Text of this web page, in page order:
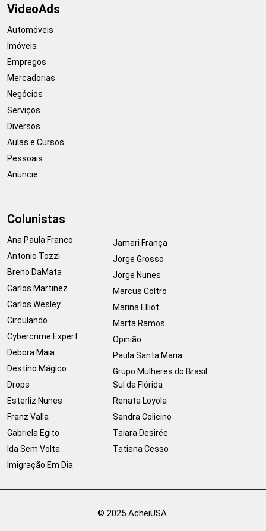
VideoAds
Automóveis
Imóveis
Empregos
Mercadorias
Negócios
Serviços
Diversos
Aulas e Cursos
Pessoais
Anuncie
Colunistas
Ana Paula Franco
Antonio Tozzi
Breno DaMata
Carlos Martinez
Carlos Wesley
Circulando
Cybercrime Expert
Debora Maia
Destino Mágico
Drops
Esterliz Nunes
Franz Valla
Gabriela Egito
Ida Sem Volta
Imigração Em Dia
Jamari França
Jorge Grosso
Jorge Nunes
Marcus Coltro
Marina Elliot
Marta Ramos
Opinião
Paula Santa Maria
Grupo Mulheres do Brasil
Sul da Flórida
Renata Loyola
Sandra Colicino
Taiara Desirée
Tatiana Cesso
© 2025 AcheiUSA.